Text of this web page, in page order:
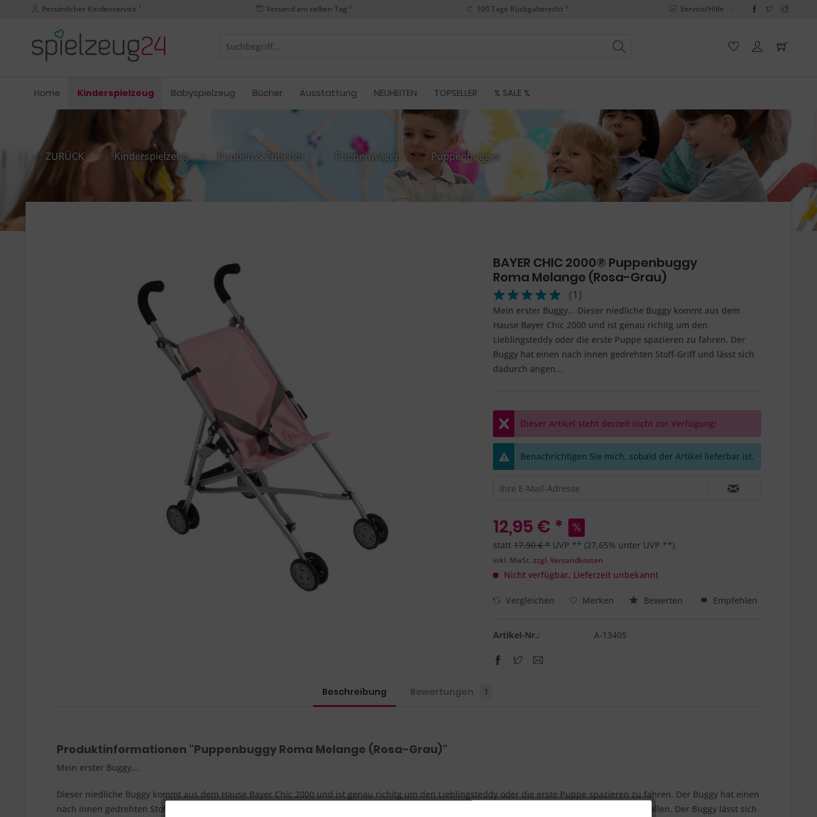
Persönlicher Kindenservice ¹ Versand am selben Tag ² 100 Tage Rückgaberecht ³ Service/Hilfe
Home Kinderspielzeug Babyspielzeug Bücher Ausstattung NEUHEITEN TOPSELLER % SALE %
ZURÜCK Kinderspielzeug Puppen & Zubehör Puppenwagen Puppenbuggys
BAYER CHIC 2000® Puppenbuggy
Roma Melange (Rosa-Grau)
(1 )
Mein erster Buggy... Dieser niedliche Buggy kommt aus dem
Hause Bayer Chic 2000 und ist genau richitg um den
Lieblingsteddy oder die erste Puppe spazieren zu fahren. Der
Buggy hat einen nach innen gedrehten Stoff-Griff und lässt sich
dadurch angen...
Dieser Artikel steht derzeit nicht zur Verfügung!
Benachrichtigen Sie mich, sobald der Artikel lieferbar ist.
12,95 € *
statt17,90 € * UVP ** (27,65% unter UVP **)
inkl. MwSt.zzgl. Versandkosten
Nicht verfügbar, Lieferzeit unbekannt
Vergleichen Merken Bewerten Empfehlen
Artikel-Nr.: A-13405
Beschreibung Bewertungen 1
Produktinformationen "Puppenbuggy Roma Melange (Rosa-Grau)"
Mein erster Buggy...
Dieser niedliche Buggy kommt aus dem Hause Bayer Chic 2000 und ist genau richitg um den Lieblingsteddy oder die erste Puppe spazieren zu fahren. Der Buggy hat einen
nach innen gedrehten Stoff-Griff und lässt sich dadurch angenehm schieben. Ein Anschnallgurt schützt die Puppe oder den Teddy vorm herausfallen. Der Buggy lässt sich